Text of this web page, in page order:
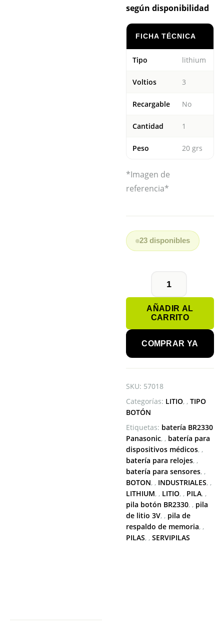
según disponibilidad
FICHA TÉCNICA
Tipo lithium
Voltios 3
Recargable No
Cantidad 1
Peso 20 grs
*Imagen de
referencia*
23 disponibles
PILA
BOTÓN
BR2330
PANASONIC
cantidad
AÑADIR AL
CARRITO
COMPRAR YA
SKU: 57018
Categorías: LITIO , TIPO
BOTÓN
Etiquetas: batería BR2330
Panasonic , batería para
dispositivos médicos ,
batería para relojes ,
batería para sensores ,
BOTON , INDUSTRIALES ,
LITHIUM , LITIO , PILA ,
pila botón BR2330 , pila
de litio 3V , pila de
respaldo de memoria ,
PILAS , SERVIPILAS